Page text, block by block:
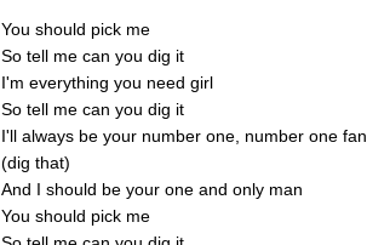
You should pick me
So tell me can you dig it
I'm everything you need girl
So tell me can you dig it
I'll always be your number one number one fan
(dig that)
And I should be your one and only man
You should pick me